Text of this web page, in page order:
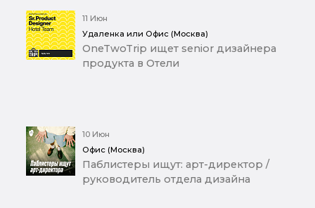
11 Июн
Удаленка или Офис (Москва)
OneTwoTrip ищет senior дизайнера
продукта в Отели
10 Июн
Офис (Москва)
Паблистеры ищут: арт-директор /
руководитель отдела дизайна